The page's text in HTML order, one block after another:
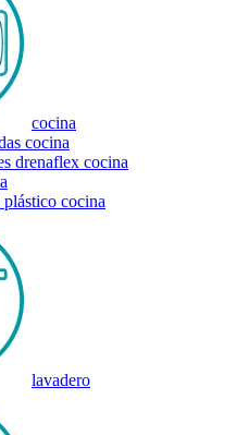
cocina
cocina
drenaflex cocina
cocina
lavadero